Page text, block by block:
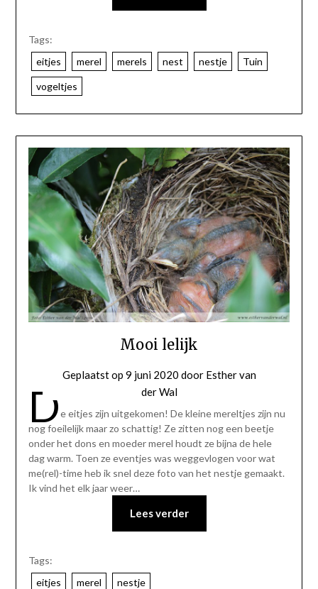
Tags:
eitjes
merel merels nest nestje Tuin
vogeltjes
Mooi lelijk
Geplaatst op 9 juni 2020 door Esther van
der Wal
De eitjes zijn uitgekomen! De kleine mereltjes zijn nu
nog foeilelijk maar zo schattig! Ze zitten nog een beetje
onder het dons en moeder merel houdt ze bijna de hele
dag warm. Toen ze eventjes was weggevlogen voor wat
me(rel)-time heb ik snel deze foto van het nestje gemaakt.
Ik vind het elk jaar weer…
Lees verder
Tags:
eitjes
merel nestje